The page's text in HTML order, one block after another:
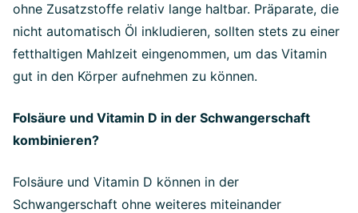
ohne Zusatzstoffe relativ lange haltbar. Präparate, die
nicht automatisch Öl inkludieren, sollten stets zu einer
fetthaltigen Mahlzeit eingenommen, um das Vitamin
gut in den Körper aufnehmen zu können.
Folsäure und Vitamin D in der Schwangerschaft
kombinieren?
Folsäure und Vitamin D können in der
Schwangerschaft ohne weiteres miteinander